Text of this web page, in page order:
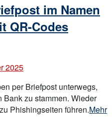
im Namen
QR-Codes
2025
per Briefpost unterwegs,
zu stammen. Wieder
Phishingseiten führen.„Neue
Mehr